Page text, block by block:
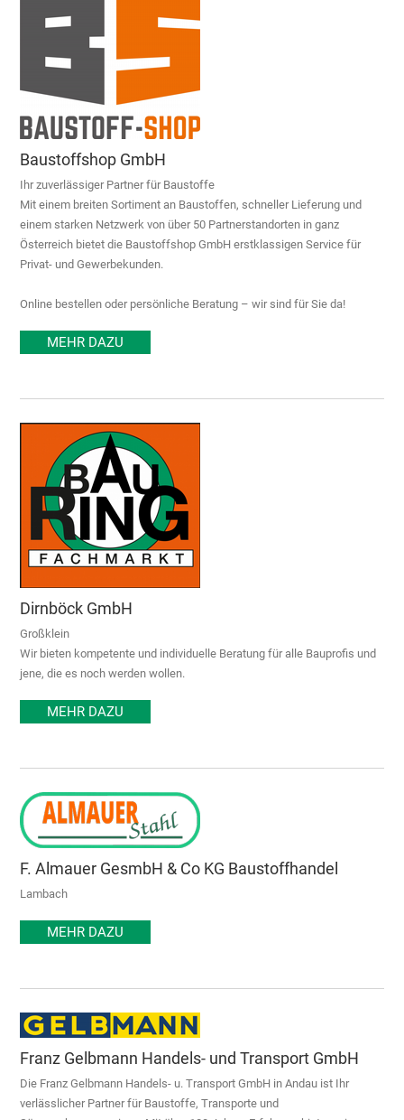
Baustoffshop GmbH
Ihr zuverlässiger Partner für Baustoffe
Mit einem breiten Sortiment an Baustoffen, schneller Lieferung und
einem starken Netzwerk von über 50 Partnerstandorten in ganz
Österreich bietet die Baustoffshop GmbH erstklassigen Service für
Privat- und Gewerbekunden.
Online bestellen oder persönliche Beratung – wir sind für Sie da!
MEHR DAZU
Dirnböck GmbH
Großklein
Wir bieten kompetente und individuelle Beratung für alle Bauprofis und
jene, die es noch werden wollen.
MEHR DAZU
F. Almauer GesmbH & Co KG Baustoffhandel
Lambach
MEHR DAZU
Franz Gelbmann Handels- und Transport GmbH
Die Franz Gelbmann Handels- u. Transport GmbH in Andau ist Ihr
verlässlicher Partner für Baustoffe, Transporte und